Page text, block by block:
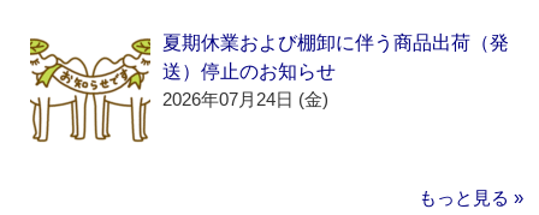
夏期休業および棚卸に伴う商品出荷（発
送）停止のお知らせ
2026年07月24日 (金)
もっと見る »